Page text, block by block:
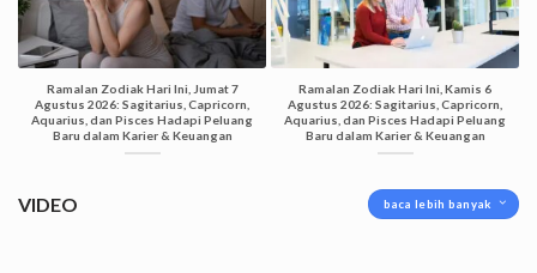
Ramalan Zodiak Hari Ini, Jumat 7
Agustus 2026: Sagitarius, Capricorn,
Aquarius, dan Pisces Hadapi Peluang
Baru dalam Karier & Keuangan
Ramalan Zodiak Hari Ini, Kamis 6
Agustus 2026: Sagitarius, Capricorn,
Aquarius, dan Pisces Hadapi Peluang
Baru dalam Karier & Keuangan
VIDEO baca lebih banyak